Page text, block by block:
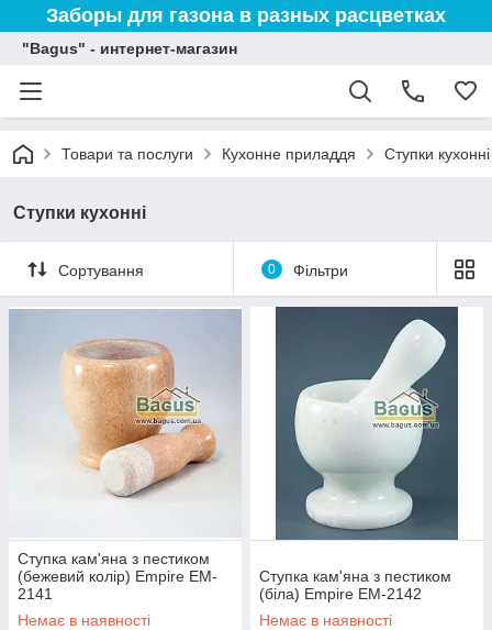
Заборы для газона в разных расцветках
"Bagus" - интернет-магазин
Товари та послуги Кухонне приладдя Ступки кухонні
Ступки кухонні
Сортування 0 Фільтри
Ступка кам'яна з пестиком
(бежевий колір) Empire EM-
2141
Немає в наявності
Ступка кам'яна з пестиком
(біла) Empire EM-2142
Немає в наявності